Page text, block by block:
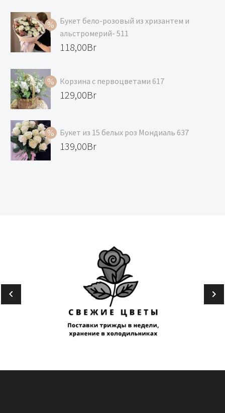
Букет бело-розовый из хризантем и
альстромерий- 511
Первоначальная
составляла
129,00Br.
118,00Br
цена:
118,00Br.
Корзина с первоцветами 617
Первоначальная
139,00Br.
129,00Br
129,00Br.
Букет из 15 белых роз Мондиаль 637
Первоначальная
139,00Br